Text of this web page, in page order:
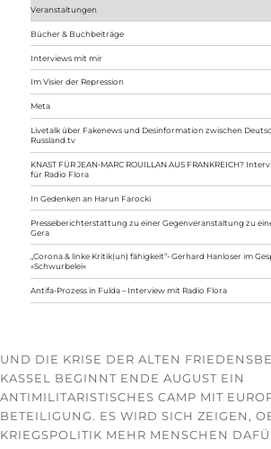
Veranstaltungen
Bücher & Buchbeiträge
Interviews mit mir
Im Visier der Repression
Meta
Livetalk über Fakenews und Desinformation zwischen
Russland.tv
KNAST FÜR JEAN-MARC ROUILLAN AUS FRANKREICH?
für Radio Flora
In Gedenken an Harun Farocki
Presseberichterstattung zu einer Gegenveranstaltung zu
Gera
„Corona & linke Kritik(un) fähigkeit“- Gerhard Hanloser im
»Schwurbelei«
Antifa-Prozess in Fulda – Interview mit Radio Flora
UND DIE KRISE DER ALTEN
KASSEL BEGINNT ENDE AUGUST EIN
ANTIMILITARISTISCHES CAMP MIT
BETEILIGUNG. ES WIRD SICH ZEIGEN,
KRIEGSPOLITIK MEHR MENSCHEN